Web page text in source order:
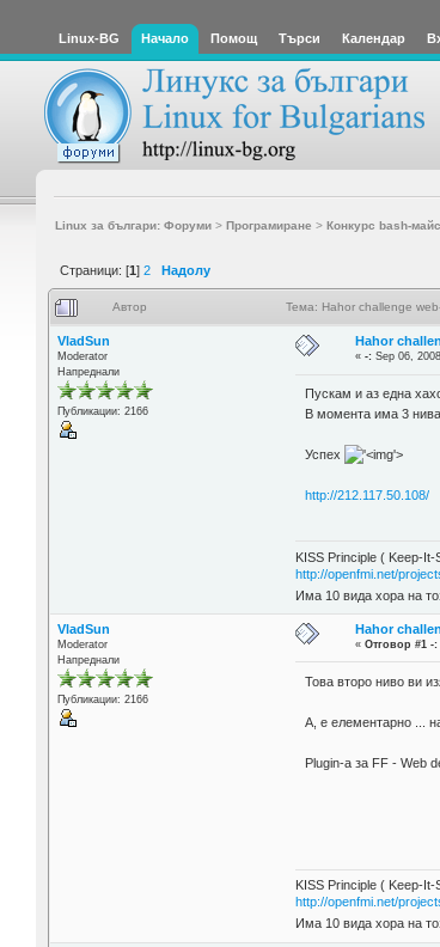
Linux-BG Начало Помощ Търси Календар
Linux за българи: Форуми> Програмиране > Конкурс bash-
Страници: [1] 2 Надолу
Автор Тема: Hahor challenge
VladSun
Moderator
Напреднали
Публикации: 2166
Hahor
«-: Sep 06,
Пускам и аз една
В момента има 3
Успех '>
http://212.117.50.108/
KISS Principle ( Keep-It-
http://openfmi.net/
Има 10 вида хора на
VladSun
Moderator
Напреднали
Публикации: 2166
Hahor
«Отговор #1 -:
Това второ ниво ви
А, е елементарно ...
Plugin-а за FF - Web
KISS Principle ( Keep-It-
http://openfmi.net/
Има 10 вида хора на